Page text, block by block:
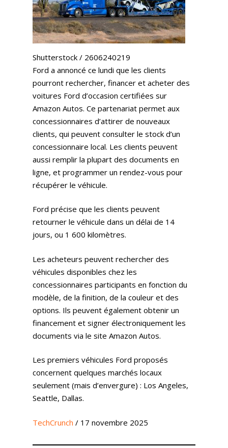
Shutterstock / 2606240219
Ford a annoncé ce lundi que les clients
pourront rechercher, financer et acheter des
voitures Ford d’occasion certifiées sur
Amazon Autos. Ce partenariat permet aux
concessionnaires d’attirer de nouveaux
clients, qui peuvent consulter le stock d’un
concessionnaire local. Les clients peuvent
aussi remplir la plupart des documents en
ligne, et programmer un rendez-vous pour
récupérer le véhicule.
Ford précise que les clients peuvent
retourner le véhicule dans un délai de 14
jours, ou 1 600 kilomètres.
Les acheteurs peuvent rechercher des
véhicules disponibles chez les
concessionnaires participants en fonction du
modèle, de la finition, de la couleur et des
options. Ils peuvent également obtenir un
financement et signer électroniquement les
documents via le site Amazon Autos.
Les premiers véhicules Ford proposés
concernent quelques marchés locaux
seulement (mais d’envergure) : Los Angeles,
Seattle, Dallas.
TechCrunch / 17 novembre 2025